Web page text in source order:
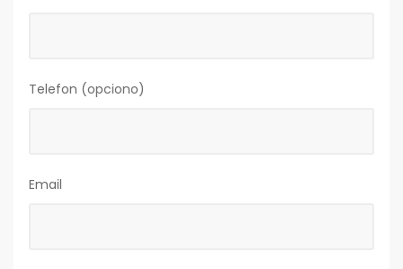
Telefon (opciono)
Email